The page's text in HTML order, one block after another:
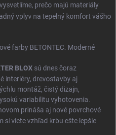
prečo majú materiály
vplyv na tepelný komfort vášho
farby BETONTEC. Moderné
BLOX sú dnes čoraz
interiéry, drevostavby aj
montáž, čistý dizajn,
variabilitu vyhotovenia.
prináša aj nové povrchové
si viete vzhľad krbu ešte lepšie